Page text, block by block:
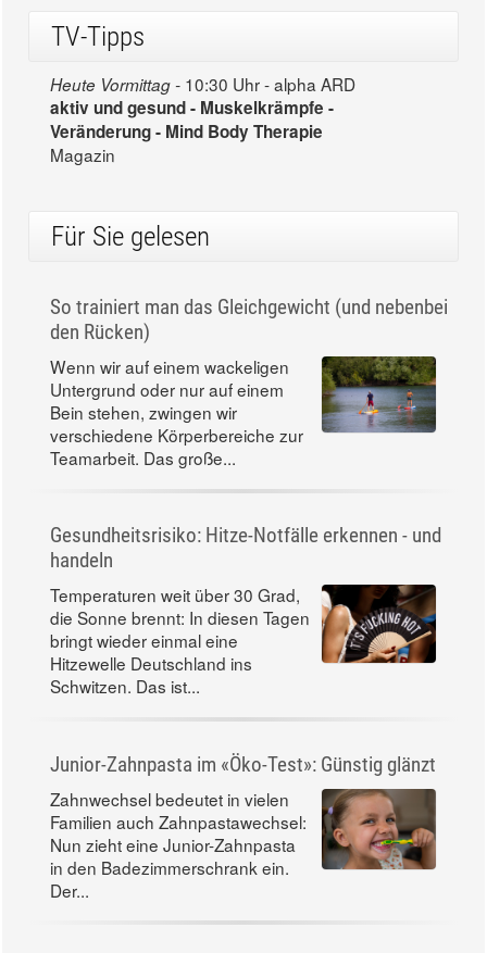
TV-Tipps
Heute Vormittag - 10:30 Uhr - alpha ARD
aktiv und gesund - Muskelkrämpfe -
Veränderung - Mind Body Therapie
Magazin
Für Sie gelesen
So trainiert man das Gleichgewicht (und nebenbei
den Rücken)
Wenn wir auf einem wackeligen
Untergrund oder nur auf einem
Bein stehen, zwingen wir
verschiedene Körperbereiche zur
Teamarbeit. Das große...
Gesundheitsrisiko: Hitze-Notfälle erkennen - und
handeln
Temperaturen weit über 30 Grad,
die Sonne brennt: In diesen Tagen
bringt wieder einmal eine
Hitzewelle Deutschland ins
Schwitzen. Das ist...
Junior-Zahnpasta im «Öko-Test»: Günstig glänzt
Zahnwechsel bedeutet in vielen
Familien auch Zahnpastawechsel:
Nun zieht eine Junior-Zahnpasta
in den Badezimmerschrank ein.
Der...